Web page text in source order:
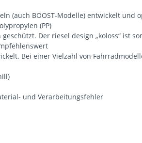
(auch BOOST-Modelle) entwickelt und
(PP)
Der riesel design „koloss“ ist
Bei einer Vielzahl von
und Verarbeitungsfehler